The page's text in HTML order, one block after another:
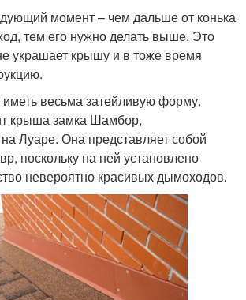
момент – чем дальше от конька
тем его нужно делать выше. Это
украшает крышу и в тоже время
весьма затейливую форму.
крыша замка Шамбор,
Луаре. Она представляет собой
поскольку на ней установлено
невероятно красивых дымоходов.